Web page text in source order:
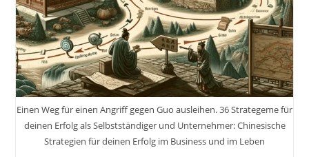
Erfolg
Im
Business
Und
Im
Leben
Einen Weg für einen Angriff gegen Guo ausleihen. 36 Strategeme für
deinen Erfolg als Selbstständiger und Unternehmer: Chinesische
Strategien für deinen Erfolg im Business und im Leben